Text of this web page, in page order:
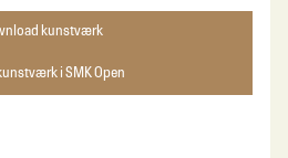
kunstværk
i SMK Open